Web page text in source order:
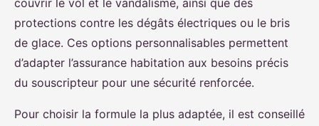
couvrir le vol et le vandalisme, ainsi que des
protections contre les dégâts électriques ou le bris
de glace. Ces options personnalisables permettent
d’adapter l’assurance habitation aux besoins précis
du souscripteur pour une sécurité renforcée.
Pour choisir la formule la plus adaptée, il est conseillé